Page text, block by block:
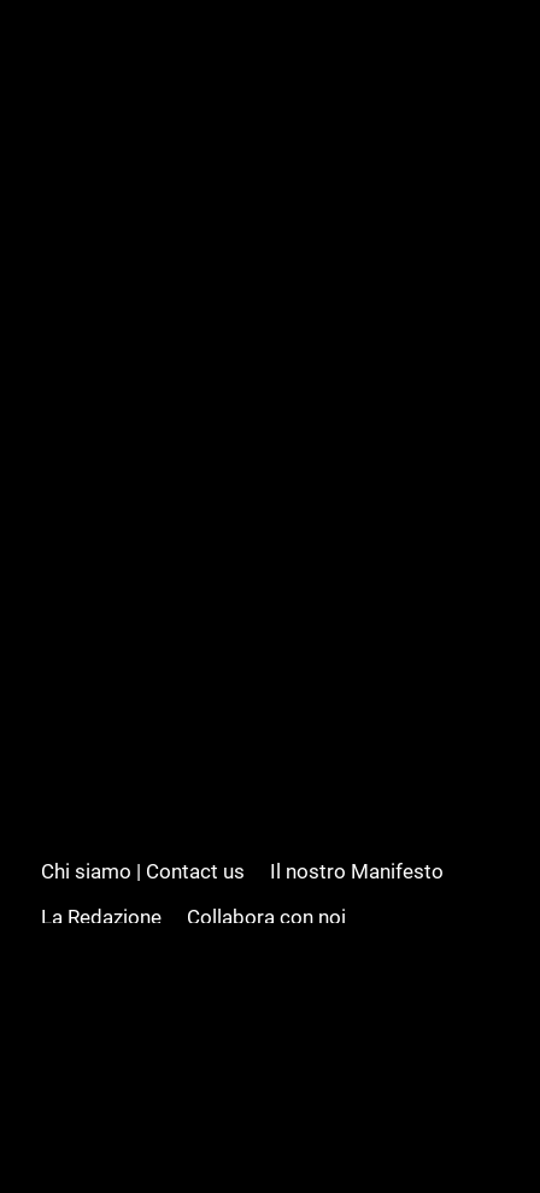
Chi siamo | Contact us
Il nostro Manifesto
La Redazione
Collabora con noi